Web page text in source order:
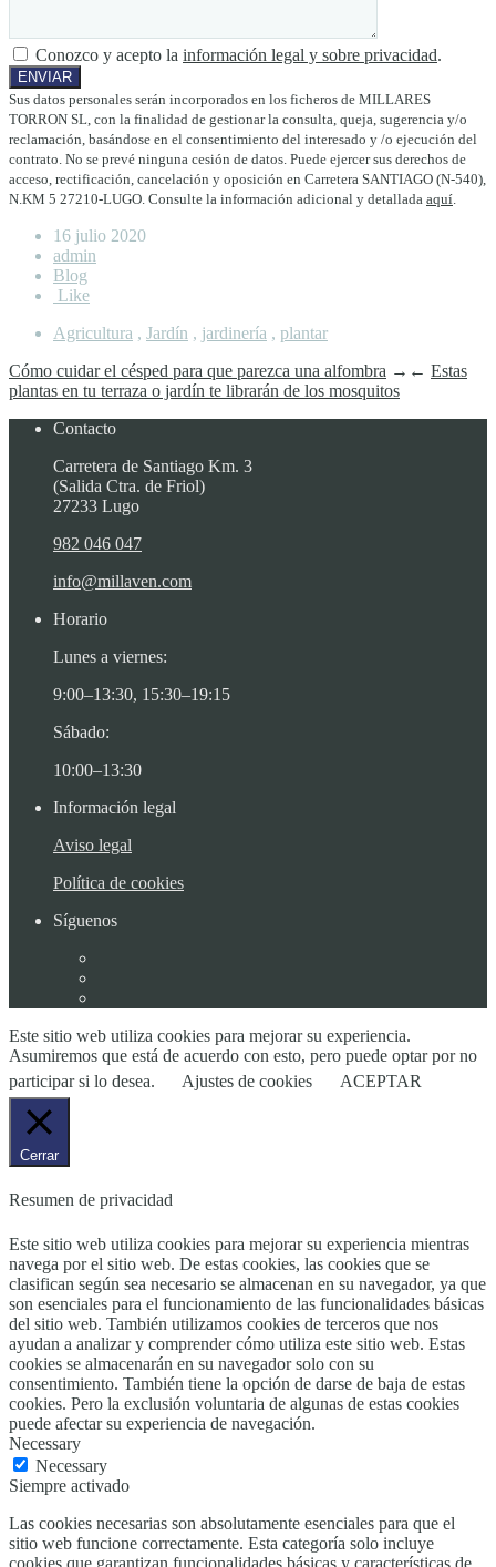
Conozco y acepto la información legal y sobre privacidad.
Sus datos personales serán incorporados en los ficheros de MILLARES
TORRON SL, con la finalidad de gestionar la consulta, queja, sugerencia y/o
reclamación, basándose en el consentimiento del interesado y /o ejecución del
contrato. No se prevé ninguna cesión de datos. Puede ejercer sus derechos de
acceso, rectificación, cancelación y oposición en Carretera SANTIAGO (N-540),
N.KM 5 27210-LUGO. Consulte la información adicional y detallada aquí.
16 julio 2020
admin
Blog
Like
Agricultura , Jardín , jardinería , plantar
Cómo cuidar el césped para que parezca una alfombra → ← Estas
plantas en tu terraza o jardín te librarán de los mosquitos
Contacto
Carretera de Santiago Km. 3
(Salida Ctra. de Friol)
27233 Lugo
982 046 047
info@millaven.com
Horario
Lunes a viernes:
9:00–13:30, 15:30–19:15
Sábado:
10:00–13:30
Información legal
Aviso legal
Política de cookies
Síguenos
Este sitio web utiliza cookies para mejorar su experiencia.
Asumiremos que está de acuerdo con esto, pero puede optar por no
participar si lo desea.
Ajustes de cookies ACEPTAR
Cerrar
Resumen de privacidad
Este sitio web utiliza cookies para mejorar su experiencia mientras
navega por el sitio web. De estas cookies, las cookies que se
clasifican según sea necesario se almacenan en su navegador, ya que
son esenciales para el funcionamiento de las funcionalidades básicas
del sitio web. También utilizamos cookies de terceros que nos
ayudan a analizar y comprender cómo utiliza este sitio web. Estas
cookies se almacenarán en su navegador solo con su
consentimiento. También tiene la opción de darse de baja de estas
cookies. Pero la exclusión voluntaria de algunas de estas cookies
puede afectar su experiencia de navegación.
Necessary
Necessary
Siempre activado
Las cookies necesarias son absolutamente esenciales para que el
sitio web funcione correctamente. Esta categoría solo incluye
cookies que garantizan funcionalidades básicas y características de